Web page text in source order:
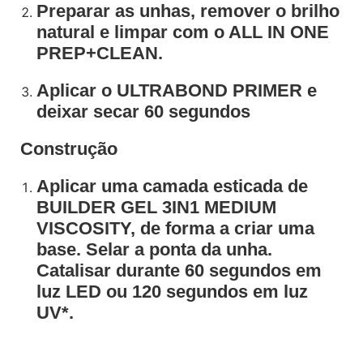
Preparar as unhas, remover o brilho
natural e limpar com o ALL IN ONE
PREP+CLEAN.
Aplicar o ULTRABOND PRIMER e
deixar secar 60 segundos
Construção
Aplicar uma camada esticada de
BUILDER GEL 3IN1 MEDIUM
VISCOSITY, de forma a criar uma
base. Selar a ponta da unha.
Catalisar durante 60 segundos em
luz LED ou 120 segundos em luz
UV*.